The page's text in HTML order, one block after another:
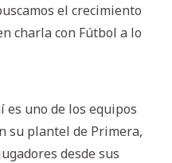
el crecimiento
charla con Fútbol a lo
es uno de los equipos
su plantel de Primera,
desde sus